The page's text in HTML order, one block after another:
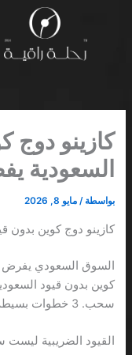
كازينو دوج
السعودية
بواسطة /مايو 8, 2026
كازينو دوج كوين بدون
سحب. 3 خطوات بسيطة تخليك تحس أن اللعبة غير عادلة.
القيود الضريبية ليست